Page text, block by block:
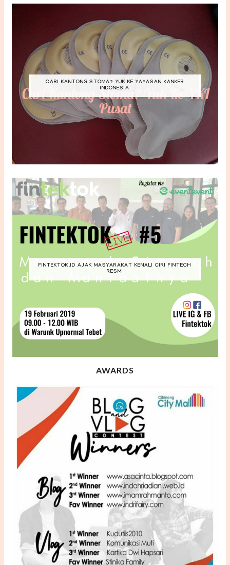
CARI KANTONG STOMA? YUK KE YAYASAN KANKER
INDONESIA
FINTEKTOK.ID AJAK MASYARAKAT KENALI CIRI FINTECH
RESMI
AWARDS